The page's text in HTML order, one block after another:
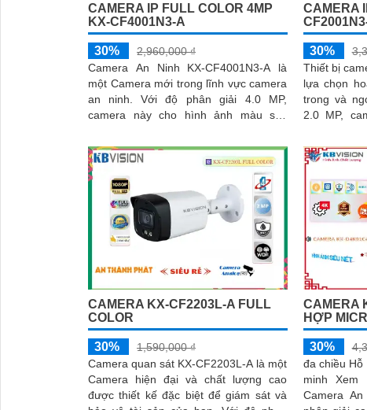
CAMERA IP FULL COLOR 4MP
KX-CF4001N3-A
30%
2,960,000 ₫
Camera An Ninh KX-CF4001N3-A là
một Camera mới trong lĩnh vực camera
an ninh. Với độ phân giải 4.0 MP,
camera này cho hình ảnh màu sắc
CAMERA
30%
Thiết bị
lựa chọn
trong và ngoài nhà.
2.0 MP,
CAMERA KX-CF2203L-A FULL
COLOR
30%
1,590,000 ₫
Camera quan sát KX-CF2203L-A là một
Camera hiện đại và chất lượng cao
được thiết kế đặc biệt để giám sát và
CAMERA
HỢP
30%
đa chiều
minh
Camera